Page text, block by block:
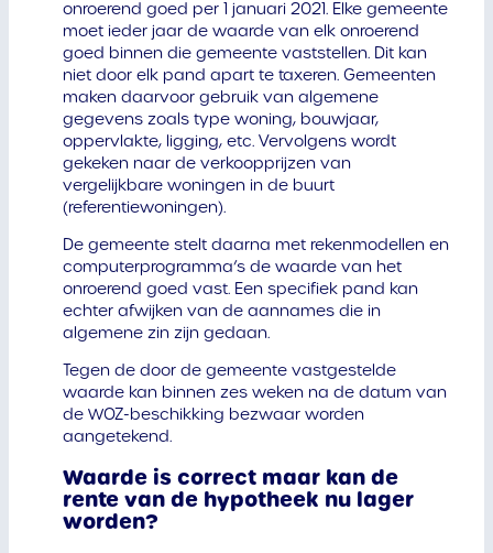
onroerend goed per 1 januari 2021. Elke gemeente
moet ieder jaar de waarde van elk onroerend
goed binnen die gemeente vaststellen. Dit kan
niet door elk pand apart te taxeren. Gemeenten
maken daarvoor gebruik van algemene
gegevens zoals type woning, bouwjaar,
oppervlakte, ligging, etc. Vervolgens wordt
gekeken naar de verkoopprijzen van
vergelijkbare woningen in de buurt
(referentiewoningen).
De gemeente stelt daarna met rekenmodellen en
computerprogramma’s de waarde van het
onroerend goed vast. Een specifiek pand kan
echter afwijken van de aannames die in
algemene zin zijn gedaan.
Tegen de door de gemeente vastgestelde
waarde kan binnen zes weken na de datum van
de WOZ-beschikking bezwaar worden
aangetekend.
Waarde is correct maar kan de
rente van de hypotheek nu lager
worden?